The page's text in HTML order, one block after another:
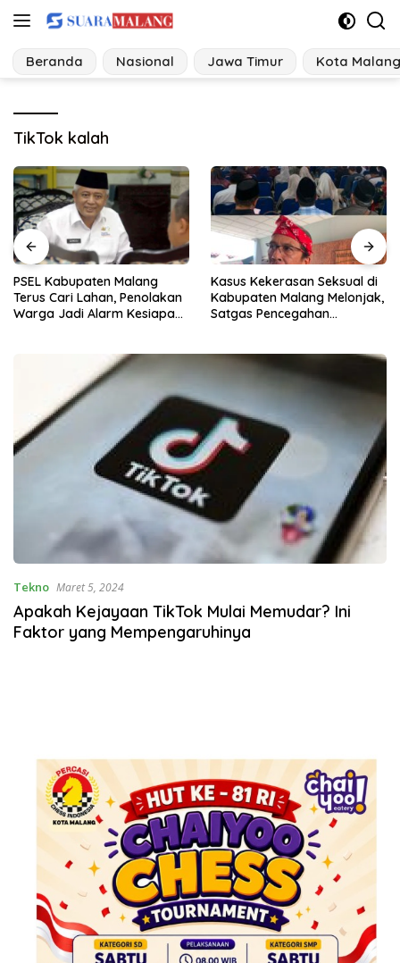
Langsung
konten
Beranda Nasional Jawa Timur Kota Malang
TikTok kalah
Kasus Kekerasan Seksual di
Kabupaten Malang Melonjak,
Satgas Pencegahan
Korsleting Listrik Hanguskan
Dapur dan Gudang Kayu
Tekno Maret 5, 2024
Apakah Kejayaan TikTok Mulai Memudar? Ini
Faktor yang Mempengaruhinya